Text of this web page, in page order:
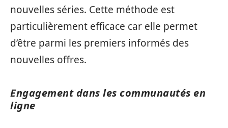
nouvelles séries. Cette méthode est
particulièrement efficace car elle permet
d’être parmi les premiers informés des
nouvelles offres.
Engagement dans les communautés en
ligne